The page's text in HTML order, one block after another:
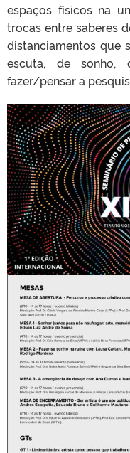
espaços físicos na
trocas entre saberes
distanciamentos que
escuta, de
fazer/pensar a